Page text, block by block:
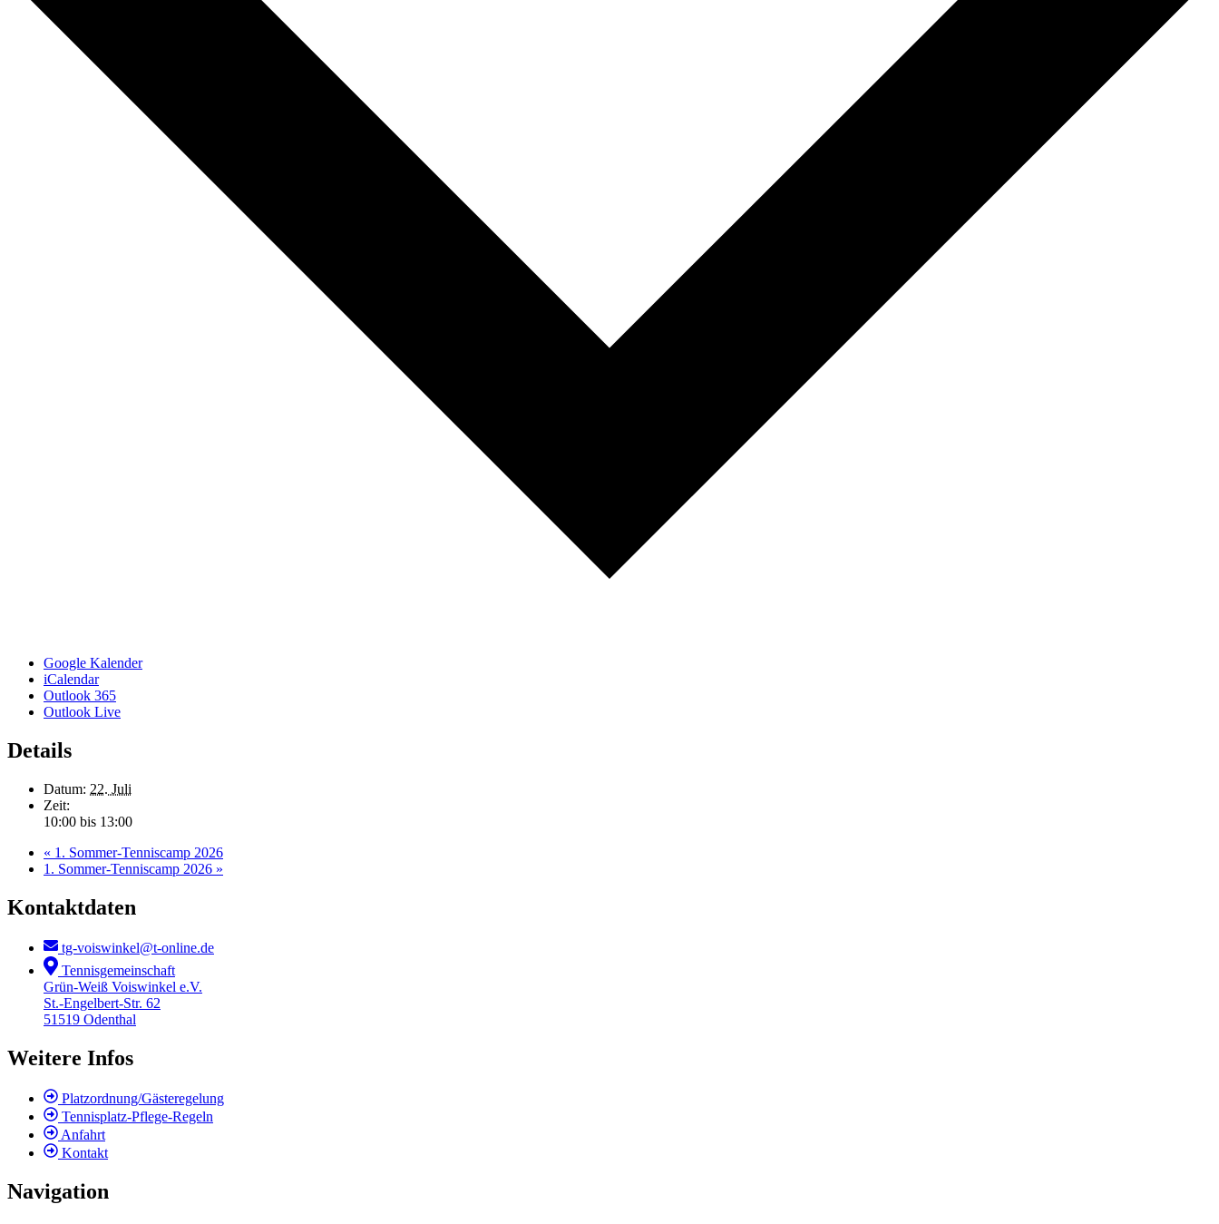
Google Kalender
iCalendar
Outlook 365
Outlook Live
Details
Datum: 22. Juli
Zeit:
10:00 bis 13:00
« 1. Sommer-Tenniscamp 2026
1. Sommer-Tenniscamp 2026 »
Kontaktdaten
tg-voiswinkel@t-online.de
Tennisgemeinschaft
Grün-Weiß Voiswinkel e.V.
St.-Engelbert-Str. 62
51519 Odenthal
Weitere Infos
Platzordnung/Gästeregelung
Tennisplatz-Pflege-Regeln
Anfahrt
Kontakt
Navigation